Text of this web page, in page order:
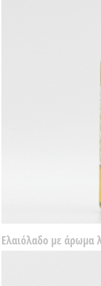
Ελαιόλαδο με άρωμα